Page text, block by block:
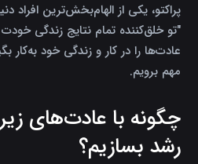
پراکتو، یکی از الهام‌بخش‌ترین
تو خلق‌کننده تمام نتایج زندگی
مهم برویم.
چگونه با عادت‌های
رشد بسازیم؟